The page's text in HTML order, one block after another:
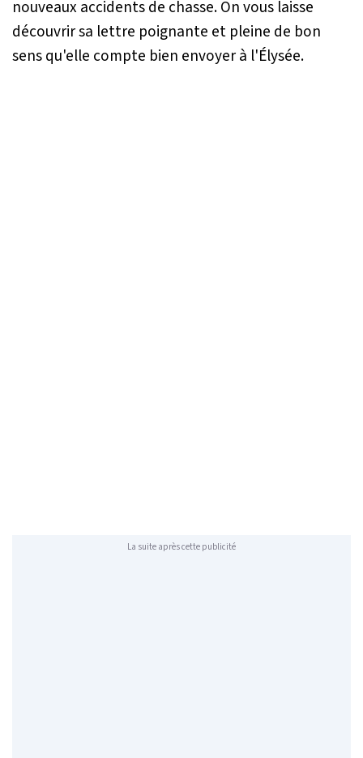
nouveaux accidents de chasse. On vous laisse
découvrir sa lettre poignante et pleine de bon
sens qu'elle compte bien envoyer à l'Élysée.
La suite après cette publicité